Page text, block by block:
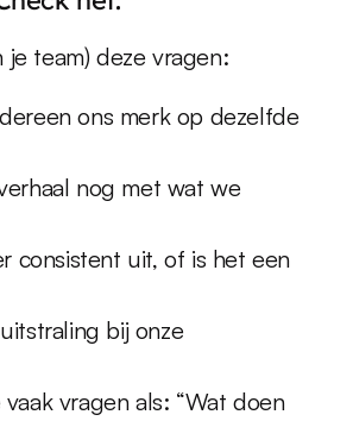
je team) deze vragen:
ons merk op dezelfde
nog met wat we
consistent uit, of is het een
bij onze
vragen als: “Wat doen